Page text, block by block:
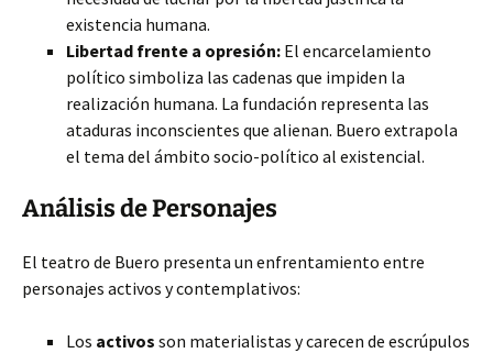
existencia humana.
Libertad frente a opresión: El encarcelamiento
político simboliza las cadenas que impiden la
realización humana. La fundación representa las
ataduras inconscientes que alienan. Buero extrapola
el tema del ámbito socio-político al existencial.
Análisis de Personajes
El teatro de Buero presenta un enfrentamiento entre
personajes activos y contemplativos:
Los activos son materialistas y carecen de escrúpulos